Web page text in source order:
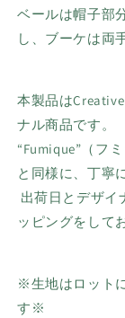
ベールは帽子部
し、ブーケは両
本製品は
ナル商品です。
“Fumique”（フ
と同様に、丁寧
出荷日とデザイ
ッピングをして
※生地はロット
す※